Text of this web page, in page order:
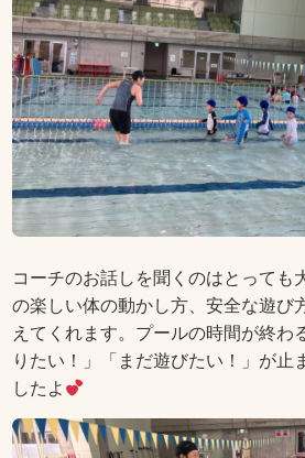
コーチのお話しを聞くのはとっても
の楽しい体の動かし方、安全な遊び
えてくれます。プールの時間が終わ
りたい！」「まだ遊びたい！」が止
したよ